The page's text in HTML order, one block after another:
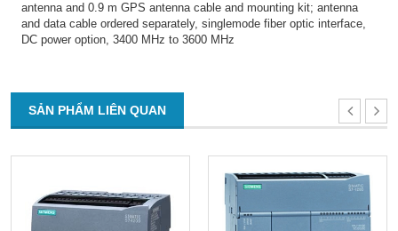
antenna and 0.9 m GPS antenna cable and mounting kit; antenna
and data cable ordered separately, singlemode fiber optic interface,
DC power option, 3400 MHz to 3600 MHz
SẢN PHẨM LIÊN QUAN